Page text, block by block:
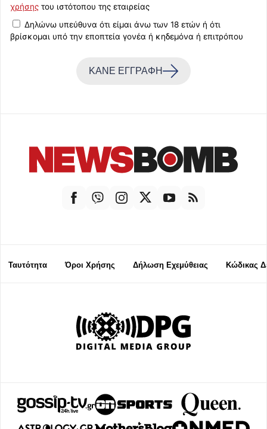
χρήσης του ιστότοπου της εταιρείας
Δηλώνω υπεύθυνα ότι είμαι άνω των 18 ετών ή ότι
βρίσκομαι υπό την εποπτεία γονέα ή κηδεμόνα ή επιτρόπου
ΚΑΝΕ ΕΓΓΡΑΦΗ
Ταυτότητα Όροι Χρήσης Δήλωση Εχεμύθειας Κώδικας